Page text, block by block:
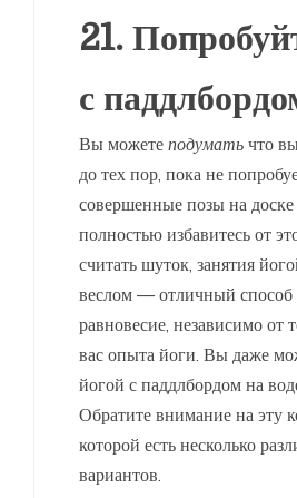
21.
с
Вы можете подумать что
до тех пор, пока не
совершенные позы на доске
полностью избавитесь от
считать шуток, занятия
веслом — отличный способ
равновесие, независимо от
вас опыта йоги. Вы даже
йогой с паддлбордом на
Обратите внимание на эту
которой есть несколько
вариантов.